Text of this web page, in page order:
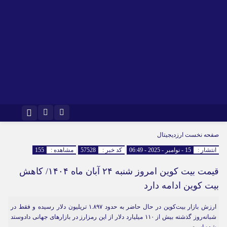
اینستاگرام
صفحه نخست ارزدیجیتال
انتشار : 15 - نوامبر - 2025 - 06:49 کد خبر : 57528 مشاهده : 155
قیمت بیت کوین امروز شنبه ۲۴ آبان ماه ۱۴۰۴/ کاهش
بیت کوین ادامه دارد
ارزش بازار بیت‌کوین در حال حاضر به حدود ۱.۸۹۷ تریلیون دلار رسیده و فقط در
شبانه‌روز گذشته بیش از ۱۱۰ میلیارد دلار از این رمزارز در بازارهای جهانی دادوستد